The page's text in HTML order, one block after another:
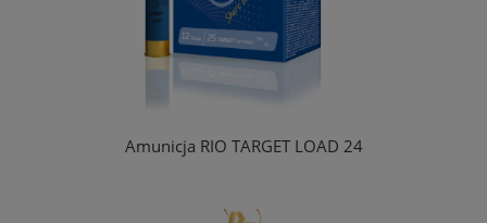
Amunicja RIO TARGET LOAD 24